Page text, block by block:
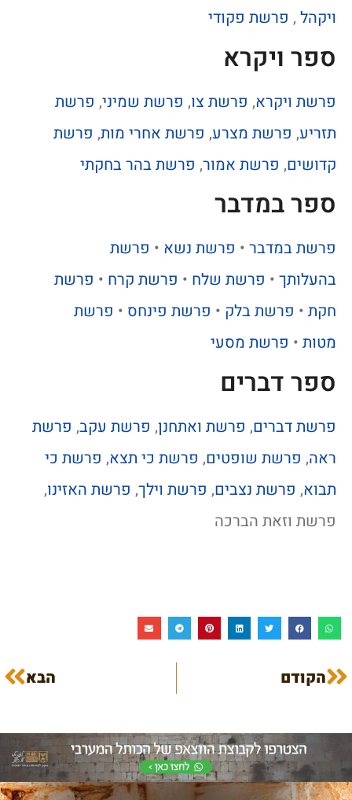
ויקהל , פרשת פקודי
ספר ויקרא
פרשת ויקרא, פרשת צו, פרשת שמיני, פרשת
תזריע, פרשת מצרע, פרשת אחרי מות, פרשת
קדושים, פרשת אמור, פרשת בהר בחקתי
ספר במדבר
פרשת במדבר • פרשת נשא • פרשת
בהעלותך • פרשת שלח • פרשת קרח • פרשת
חקת • פרשת בלק • פרשת פינחס • פרשת
מטות • פרשת מסעי
ספר דברים
פרשת דברים, פרשת ואתחנן, פרשת עקב, פרשת
ראה, פרשת שופטים, פרשת כי תצא, פרשת כי
תבוא, פרשת נצבים, פרשת וילך, פרשת האזינו,
פרשת וזאת הברכה
הקודם הבא